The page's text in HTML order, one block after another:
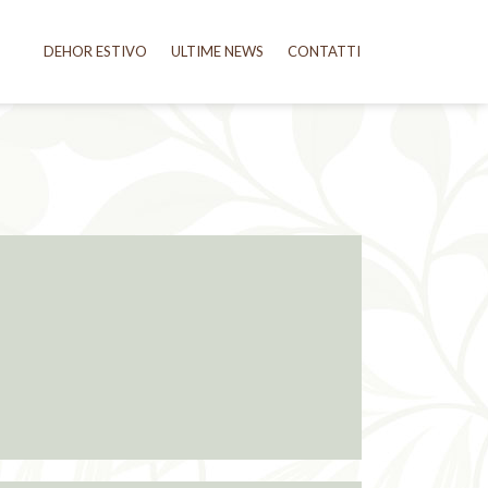
CONTATTI
ULTIME NEWS
DEHOR ESTIVO